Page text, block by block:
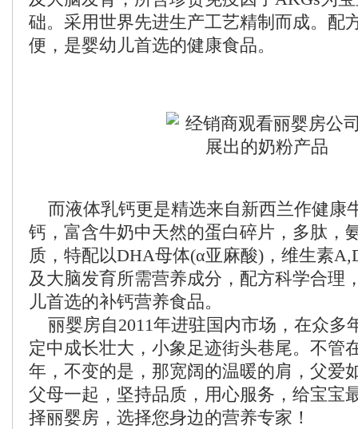
础。采用世界先进生产工艺精制而成。配
便，是婴幼儿首选的健康食品。
而液体乳钙更是精选来自新西兰作健康
钙，富含牛奶中天然的蛋白碎片，多肽，
质，特配以DHA母体(α亚麻酸)，维生素
及大脑发育所需营养成分，配方科学合理
儿首选的补钙营养食品。
丽婴房自2011年进驻国内市场，在众多
定中成长壮大，小象足迹街头巷尾。不管
年，不变的是，那宽阔的温暖的肩，父爱
父母一起，坚持品质，用心服务，给宝宝
择丽婴房，选择您身边的营养专家！